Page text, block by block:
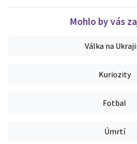
Mohlo by vás
Válka na
Kuriozity
Fotbal
Úmrtí